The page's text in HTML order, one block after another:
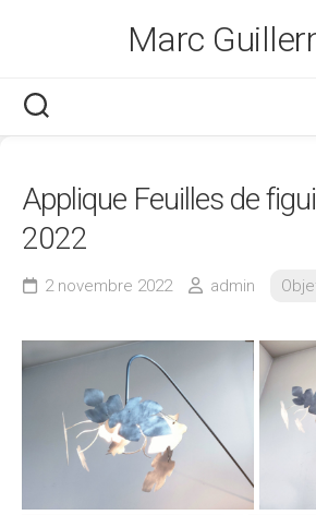
Marc
Applique Feuilles de
2022
2 novembre 2022 admin